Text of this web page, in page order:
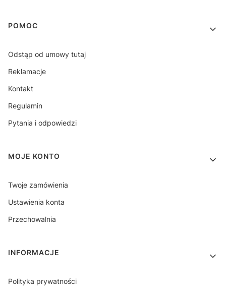
POMOC
Odstąp od umowy tutaj
Reklamacje
Kontakt
Regulamin
Pytania i odpowiedzi
MOJE KONTO
Twoje zamówienia
Ustawienia konta
Przechowalnia
INFORMACJE
Polityka prywatności